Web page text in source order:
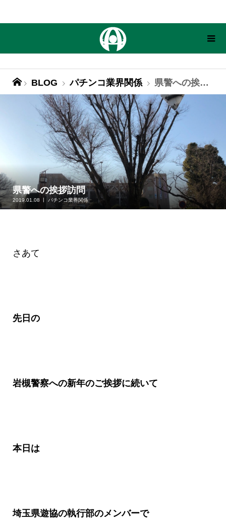
BLOG パチンコ業界関係 県警への挨拶訪問
県警への挨拶訪問
2019.01.08 パチンコ業界関係
さあて
先日の
岩槻警察への新年のご挨拶に続いて
本日は
埼玉県遊協の執行部のメンバーで